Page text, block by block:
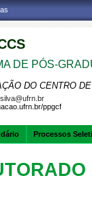
DE PÓS-
DO CENTRO
ppgcf
Processos